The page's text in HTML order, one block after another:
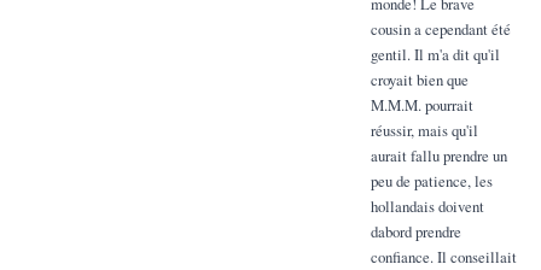
cousin a cependant été
gentil. Il m'a dit qu'il
croyait bien que
M.M.M. pourrait
réussir, mais qu'il
aurait fallu prendre un
peu de patience, les
hollandais doivent
dabord prendre
confiance. Il conseillait